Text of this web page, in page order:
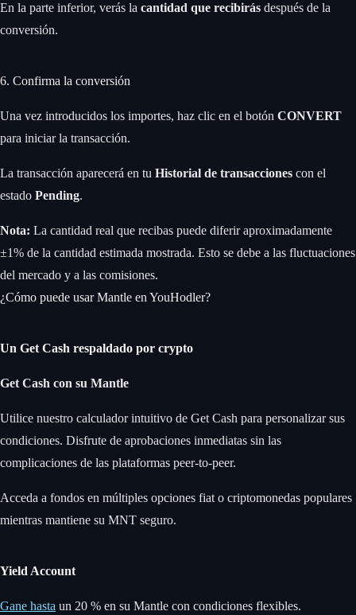
En la parte inferior, verás la cantidad que recibirás después de la
conversión.
6. Confirma la conversión
Una vez introducidos los importes, haz clic en el botón CONVERT
para iniciar la transacción.
La transacción aparecerá en tu Historial de transacciones con el
estado Pending.
Nota: La cantidad real que recibas puede diferir aproximadamente
±1% de la cantidad estimada mostrada. Esto se debe a las fluctuaciones
del mercado y a las comisiones.
¿Cómo puede usar Mantle en YouHodler?
Un Get Cash respaldado por crypto
Get Cash con su Mantle
Utilice nuestro calculador intuitivo de Get Cash para personalizar sus
condiciones. Disfrute de aprobaciones inmediatas sin las
complicaciones de las plataformas peer-to-peer.
Acceda a fondos en múltiples opciones fiat o criptomonedas populares
mientras mantiene su MNT seguro.
Yield Account
Gane hasta un 20 % en su Mantle con condiciones flexibles.